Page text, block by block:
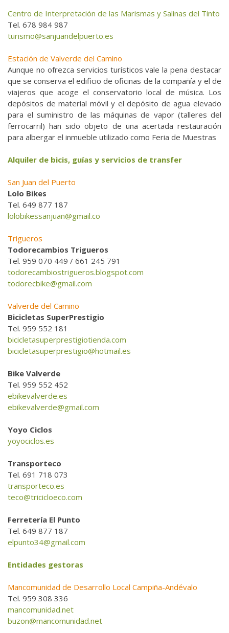
Centro de Interpretación de las Marismas y Salinas del Tinto
Tel. 678 984 987
turismo@sanjuandelpuerto.es
Estación de Valverde del Camino
Aunque no ofrezca servicios turísticos vale la pena destacar
que se conserva el edificio de oficinas de la compañía y el de
viajeros que acoge el conservatorio local de música. Los
depósitos de material móvil y el depósito de agua elevado
para el suministro de las máquinas de vapor (talleres del
ferrocarril) han sido objeto de una acertada restauración
para albergar el inmueble utilizado como Feria de Muestras
Alquiler de bicis, guías y servicios de transfer
San Juan del Puerto
Lolo Bikes
Tel. 649 877 187
lolobikessanjuan@gmail.co
Trigueros
Todorecambios Trigueros
Tel. 959 070 449 / 661 245 791
todorecambiostrigueros.blogspot.com
todorecbike@gmail.com
Valverde del Camino
Bicicletas SuperPrestigio
Tel. 959 552 181
bicicletasuperprestigiotienda.com
bicicletasuperprestigio@hotmail.es
Bike Valverde
Tel. 959 552 452
ebikevalverde.es
ebikevalverde@gmail.com
Yoyo Ciclos
yoyociclos.es
Transporteco
Tel. 691 718 073
transporteco.es
teco@tricicloeco.com
Ferretería El Punto
Tel. 649 877 187
elpunto34@gmail.com
Entidades gestoras
Mancomunidad de Desarrollo Local Campiña-Andévalo
Tel. 959 308 336
mancomunidad.net
buzon@mancomunidad.net